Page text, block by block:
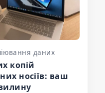
даних
копій
носіїв: ваш